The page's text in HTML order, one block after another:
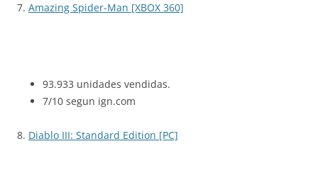
7. Amazing Spider-Man [XBOX 360]
93.933 unidades vendidas.
7/10 segun ign.com
8. Diablo III: Standard Edition [PC]